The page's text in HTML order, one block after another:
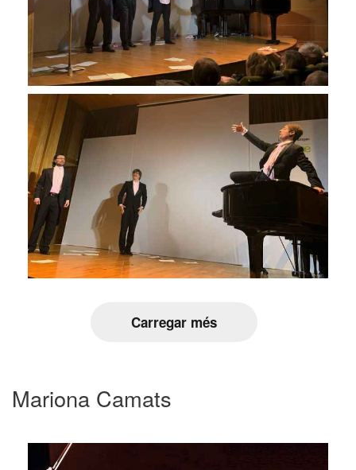
Carregar més
Mariona Camats